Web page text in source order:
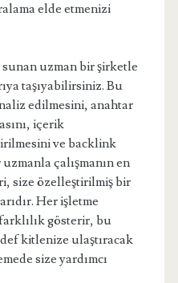
elde etmenizi
uzman bir şirketle
taşıyabilirsiniz. Bu
edilmesini, anahtar
içerik
ve backlink
çalışmanın en
size özelleştirilmiş bir
Her işletme
gösterir, bu
kitlenize ulaştıracak
size yardımcı